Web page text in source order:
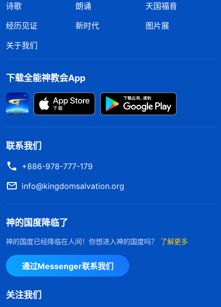
底是怎样的，自己有哪些特长。……这种情况就得根
据神的话正确地评价、衡量自己，对自己学会的、自
己的长处应该确定下来，自己能做的就该做到，自己
做不到的，自己的缺点、不足也应该反省、认识，自
己到底素质怎么样，是好还是差，也应该有个准确的
透，就让身边的明白人评价一下，不管他说的是否准
题了，就能逐步地从自卑这种负面的情绪里走出来。
对自卑这种情绪，人如果能分辨、能觉醒，能够寻求
真理，是容易解决的。”《话・卷六 关于追求真理・怎
摆脱自卑的情绪，需要对自己有准确的认识，根据神
己能达到的就努力去做，对于自己的缺少、不足也坦
然面对、正确对待，这样尽本分才不受辖制。想到自
己这么多年一直都很自卑，就是因为父母总嫌我拙口
笨舌不会说话，我也觉得自己语言表达能力差，不会
诗歌
朗诵
天国福音
经历见证
新时代
图片展
关于我们
下载全能神教会App
联系我们
+886-978-777-179
info@kingdomsalvation.org
神的国度降临了
神的国度已经降临在人间！你想进入神的国度吗？ 了解更多
通过Messenger联系我们
关注我们